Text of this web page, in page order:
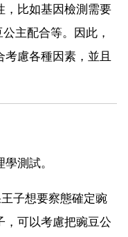
，比如基因檢測需要
主配合等。因此，
慮各種因素，並且
測試。
子想要察態確定豌
，可以考慮把豌豆公